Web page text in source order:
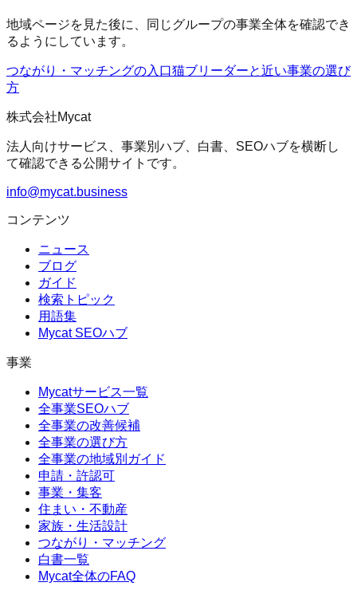
地域ページを見た後に、同じグループの事業全体を確認でき
るようにしています。
つながり・マッチングの入口猫ブリーダーと近い事業の選び
方
株式会社Mycat
法人向けサービス、事業別ハブ、白書、SEOハブを横断し
て確認できる公開サイトです。
info@mycat.business
コンテンツ
ニュース
ブログ
ガイド
検索トピック
用語集
Mycat SEOハブ
事業
Mycatサービス一覧
全事業SEOハブ
全事業の改善候補
全事業の選び方
全事業の地域別ガイド
申請・許認可
事業・集客
住まい・不動産
家族・生活設計
つながり・マッチング
白書一覧
Mycat全体のFAQ